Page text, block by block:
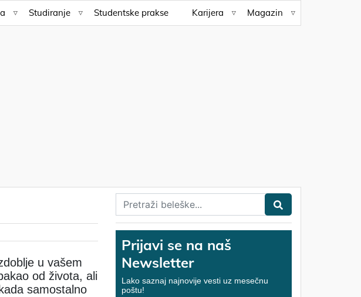
Studiranje Studentske prakse Karijera Magazin
u vašem
od života, ali
samostalno
Prijavi se na naš
Newsletter
Lako saznaj najnovije vesti uz mesečnu
poštu!